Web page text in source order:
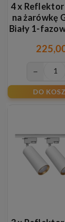
4 x
na żarówkę
Biały 1-
−
DO